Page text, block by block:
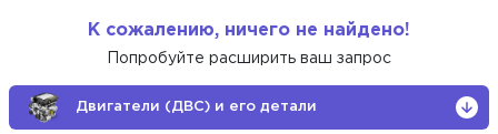
К сожалению, ничего не найдено!
Попробуйте расширить ваш запрос
Двигатели (ДВС) и его детали